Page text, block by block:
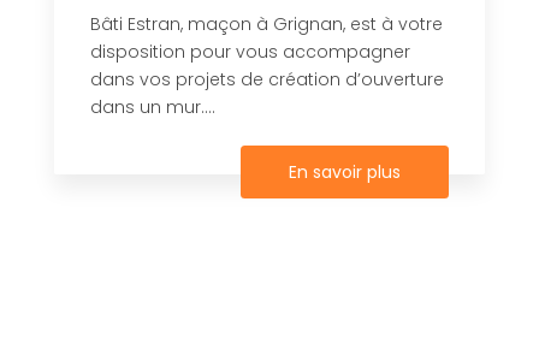
Bâti Estran, maçon à Grignan, est à votre
disposition pour vous accompagner
dans vos projets de création d’ouverture
dans un mur....
En savoir plus